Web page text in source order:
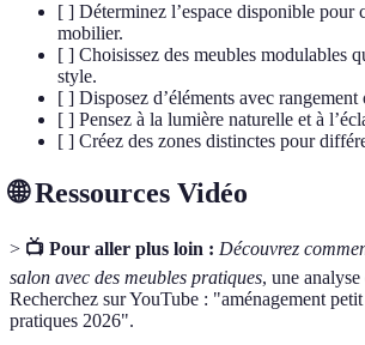
[ ] Déterminez l’espace disponible pour
mobilier.
[ ] Choisissez des meubles modulables
style.
[ ] Disposez d’éléments avec rangement
[ ] Pensez à la lumière naturelle et à
[ ] Créez des zones distinctes pour
🌐 Ressources Vidéo
> 📺 Pour aller plus loin : Découvrez
salon avec des meubles pratiques, une
Recherchez sur YouTube : "aménagement
pratiques 2026".